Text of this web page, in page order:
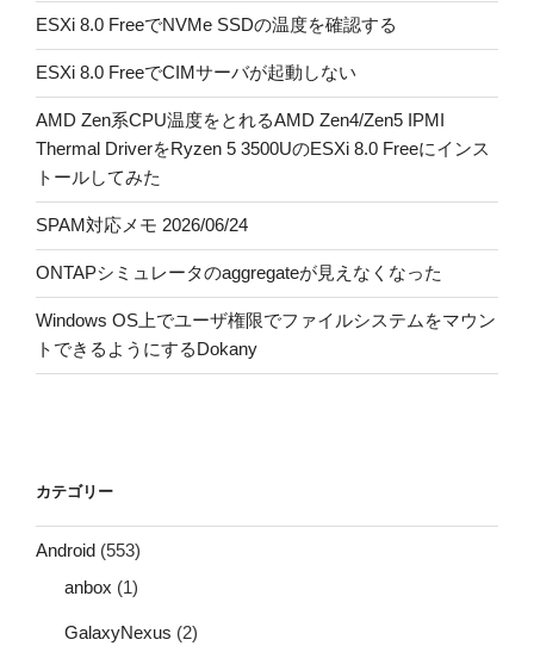
ESXi 8.0 FreeでNVMe SSDの温度を確認する
ESXi 8.0 FreeでCIMサーバが起動しない
AMD Zen系CPU温度をとれるAMD Zen4/Zen5 IPMI
Thermal DriverをRyzen 5 3500UのESXi 8.0 Freeにインス
トールしてみた
SPAM対応メモ 2026/06/24
ONTAPシミュレータのaggregateが見えなくなった
Windows OS上でユーザ権限でファイルシステムをマウン
トできるようにするDokany
カテゴリー
Android (553)
anbox (1)
GalaxyNexus (2)